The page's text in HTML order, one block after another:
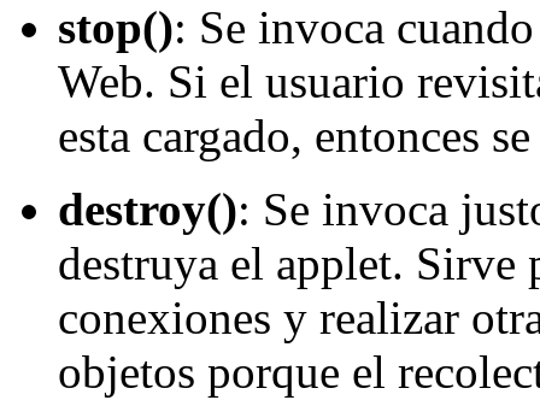
stop(): Se invoca
Web. Si el usuario
esta cargado, entonces
destroy(): Se invoca
destruya el applet. Sirve
conexiones y realizar
objetos porque el